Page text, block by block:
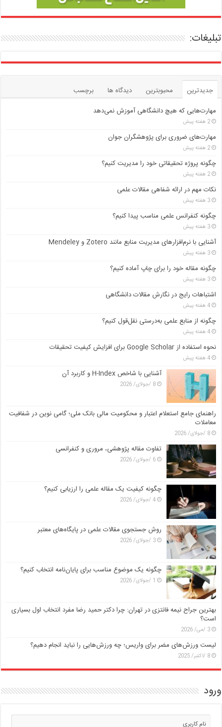
تبلیغات:
جدیدترین محبوبترین دیدگاه ها
برچسب
مهارت‌هایی که هیچ دانشگاهی آموزش نمی‌دهد
2 هفته پیش
مهارت‌های ضروری برای پژوهشگران جوان
2 هفته پیش
چگونه پروژه تحقیقاتی خود را مدیریت کنیم؟
2 هفته پیش
نکات مهم در ارائه شفاهی مقالات علمی
3 هفته پیش
چگونه کنفرانس علمی مناسب پیدا کنیم؟
3 هفته پیش
آشنایی با نرم‌افزارهای مدیریت منابع مانند Zotero و Mendeley
3 هفته پیش
چگونه مقاله خود را برای چاپ آماده کنیم؟
3 هفته پیش
اشتباهات رایج در نگارش مقالات دانشگاهی
4 هفته پیش
چگونه از منابع علمی به‌درستی نقل‌قول کنیم؟
4 هفته پیش
نحوه استفاده از Google Scholar برای افزایش کیفیت تحقیقات
4 هفته پیش
آشنایی با شاخص H-Index و کاربرد آن
8 /جولای/ 2026
راهنمای جامع استعلام اعتبار و محکومیت مالی بانک ملی؛ گامی نوین در شفافیت
معاملات
8 /جولای/ 2026
تفاوت مقاله پژوهشی، مروری و کنفرانسی
6 /جولای/ 2026
چگونه کیفیت یک مقاله علمی را ارزیابی کنیم؟
4 /جولای/ 2026
روش جستجوی مقالات علمی در پایگاه‌های معتبر
3 /جولای/ 2026
چگونه یک موضوع مناسب برای پایان‌نامه انتخاب کنیم؟
1 /جولای/ 2026
بهترین جراح نیمه فانتزی در تهران: چرا دکتر حمید رضا مفرد انتخاب اول بسیاری
است؟
3 /می/ 2026
لیست ورزش‌های مضر برای واریس؛ چه ورزش‌هایی را نباید انجام دهیم؟
8 /اکتبر/ 2025
ورود